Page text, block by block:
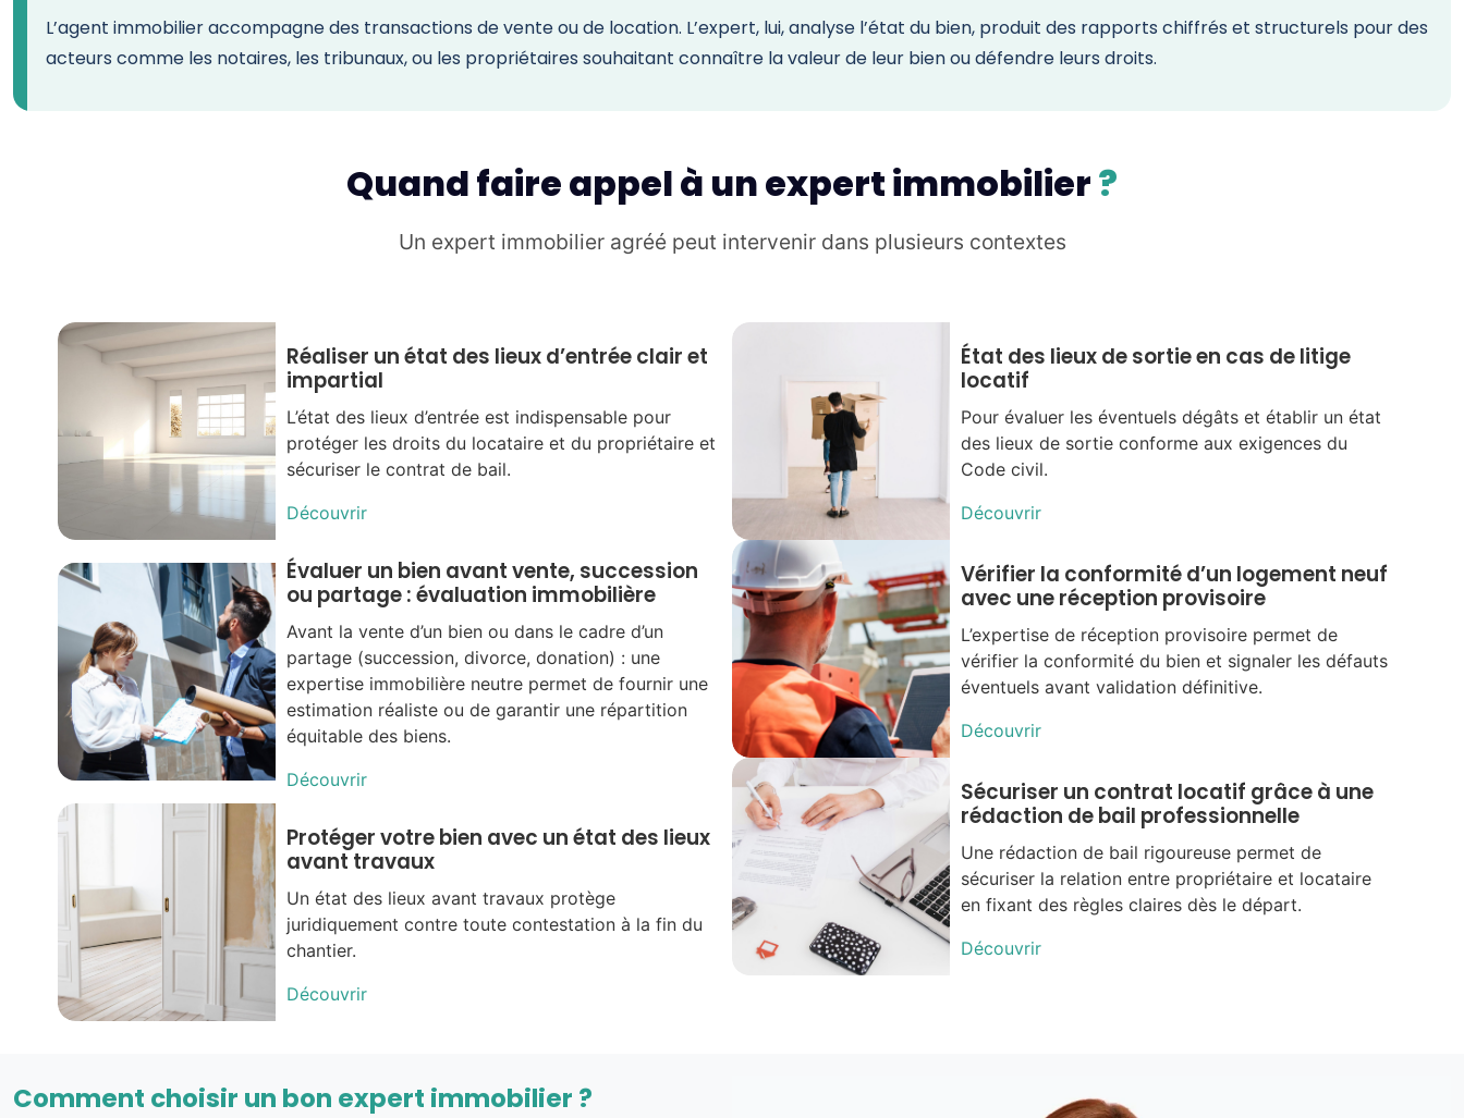
L’agent immobilier accompagne des transactions de vente ou de location. L’expert, lui, analyse l’état du bien, produit des rapports chiffrés et structurels pour des
acteurs comme les notaires, les tribunaux, ou les propriétaires souhaitant connaître la valeur de leur bien ou défendre leurs droits.
Quand faire appel à un expert immobilier?
Un expert immobilier agréé peut intervenir dans plusieurs contextes
Réaliser un état des lieux d’entrée clair et
impartial
L’état des lieux d’entrée est indispensable pour
protéger les droits du locataire et du propriétaire et
sécuriser le contrat de bail.
Découvrir
Évaluer un bien avant vente, succession
ou partage : évaluation immobilière
Avant la vente d’un bien ou dans le cadre d’un
partage (succession, divorce, donation) : une
expertise immobilière neutre permet de fournir une
estimation réaliste ou de garantir une répartition
équitable des biens.
Découvrir
Protéger votre bien avec un état des lieux
avant travaux
Un état des lieux avant travaux protège
juridiquement contre toute contestation à la fin du
chantier.
Découvrir
État des lieux de sortie en cas de litige
locatif
Pour évaluer les éventuels dégâts et établir un état
des lieux de sortie conforme aux exigences du
Code civil.
Découvrir
Vérifier la conformité d’un logement neuf
avec une réception provisoire
L’expertise de réception provisoire permet de
vérifier la conformité du bien et signaler les défauts
éventuels avant validation définitive.
Découvrir
Sécuriser un contrat locatif grâce à une
rédaction de bail professionnelle
Une rédaction de bail rigoureuse permet de
sécuriser la relation entre propriétaire et locataire
en fixant des règles claires dès le départ.
Découvrir
Comment choisir un bon expert immobilier ?